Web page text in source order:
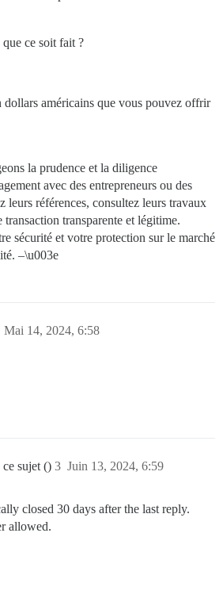
ce soit fait ?
dollars américains que vous pouvez offrir
la prudence et la diligence
avec des entrepreneurs ou des
leurs références, consultez leurs travaux
transaction transparente et légitime.
sécurité et votre protection sur le marché
–\u003e
Mai 14, 2024, 6:58
sujet () Juin 13, 2024, 6:59
3
closed 30 days after the last reply.
allowed.